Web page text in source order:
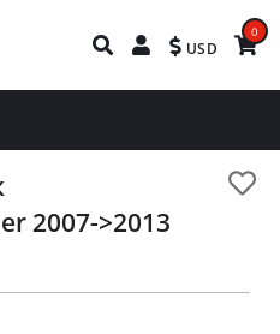
USD
0
2007->2013